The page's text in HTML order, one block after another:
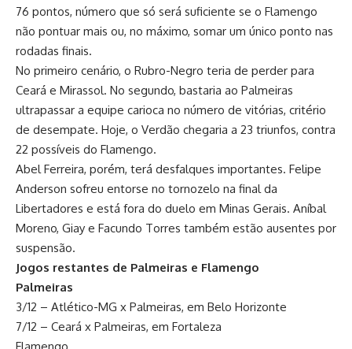
76 pontos, número que só será suficiente se o Flamengo
não pontuar mais ou, no máximo, somar um único ponto nas
rodadas finais.
No primeiro cenário, o Rubro-Negro teria de perder para
Ceará e Mirassol. No segundo, bastaria ao Palmeiras
ultrapassar a equipe carioca no número de vitórias, critério
de desempate. Hoje, o Verdão chegaria a 23 triunfos, contra
22 possíveis do Flamengo.
Abel Ferreira, porém, terá desfalques importantes. Felipe
Anderson sofreu entorse no tornozelo na final da
Libertadores e está fora do duelo em Minas Gerais. Aníbal
Moreno, Giay e Facundo Torres também estão ausentes por
suspensão.
Jogos restantes de Palmeiras e Flamengo
Palmeiras
3/12 – Atlético-MG x Palmeiras, em Belo Horizonte
7/12 – Ceará x Palmeiras, em Fortaleza